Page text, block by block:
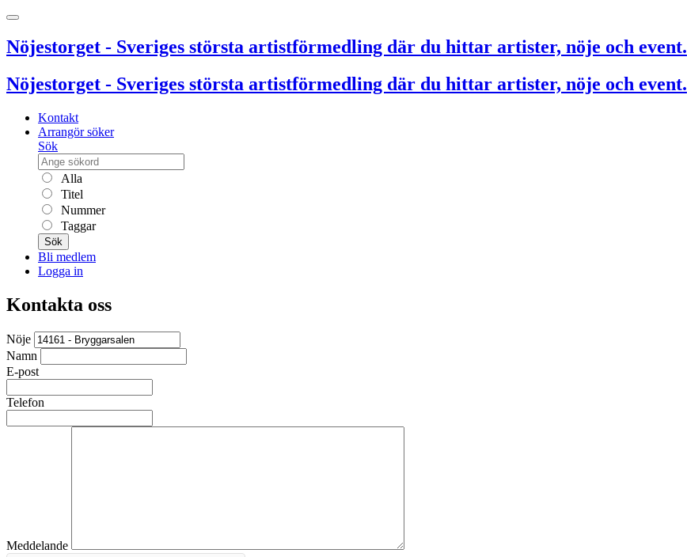
Nöjestorget - Sveriges största artistförmedling där du hittar artister, nöje och event.
Nöjestorget - Sveriges största artistförmedling där du hittar artister, nöje och event.
Kontakt
Arrangör söker
Sök
Alla
Titel
Nummer
Taggar
Sök
Bli medlem
Logga in
Kontakta oss
Nöje
Namn
E-post
Telefon
Meddelande